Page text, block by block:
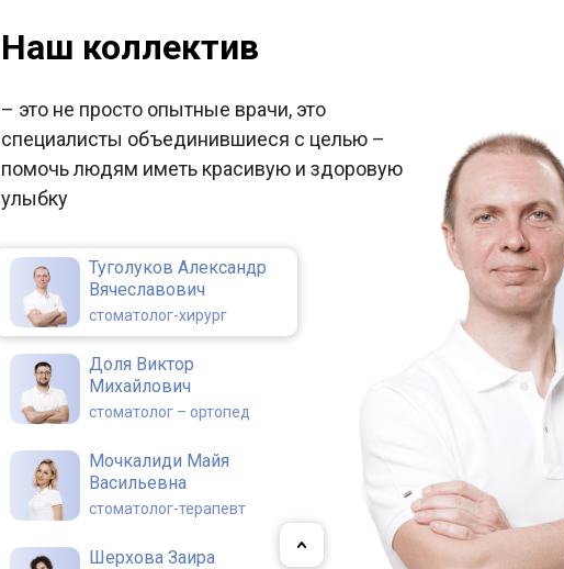
Наш коллектив
– это не просто опытные врачи, это
специалисты объединившиеся с целью –
помочь людям иметь красивую и здоровую
улыбку
Туголуков Александр
Вячеславович
стоматолог-хирург
Доля Виктор
Михайлович
стоматолог – ортопед
Мочкалиди Майя
Васильевна
стоматолог-терапевт
Шерхова Заира